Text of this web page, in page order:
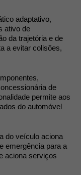
adaptativo,
ativo de
da trajetória e de
a evitar colisões,
de
permite aos
do automóvel
do veículo aciona
emergência para a
aciona serviços